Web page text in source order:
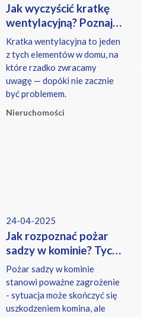
Jak wyczyścić kratkę
wentylacyjną? Poznaj
sprytne patenty i jej
wpływ
na Twoje bezpieczeńst
wo
Kratka wentylacyjna to jeden
z tych elementów w domu, na
które rzadko zwracamy
uwagę — dopóki nie zacznie
być problemem.
Nieruchomości
24-04-2025
Jak rozpoznać pożar
sadzy w kominie? Tych
objawów nie ignoruj!
Pożar sadzy w kominie
stanowi poważne zagrożenie
- sytuacja może skończyć się
uszkodzeniem komina, ale